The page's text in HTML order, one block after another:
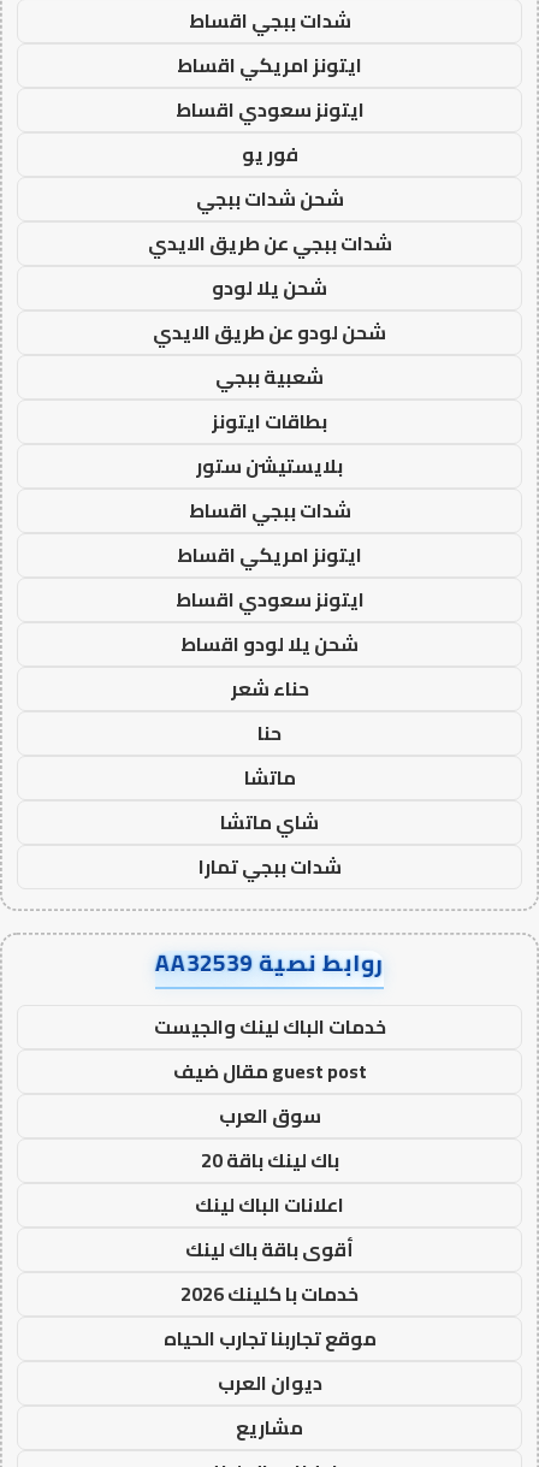
شدات ببجي اقساط
ايتونز امريكي اقساط
ايتونز سعودي اقساط
فور يو
شحن شدات ببجي
شدات ببجي عن طريق الايدي
شحن يلا لودو
شحن لودو عن طريق الايدي
شعبية ببجي
بطاقات ايتونز
بلايستيشن ستور
شدات ببجي اقساط
ايتونز امريكي اقساط
ايتونز سعودي اقساط
شحن يلا لودو اقساط
حناء شعر
حنا
ماتشا
شاي ماتشا
شدات ببجي تمارا
روابط نصية AA32539
خدمات الباك لينك والجيست
guest post مقال ضيف
سوق العرب
باك لينك باقة 20
اعلانات الباك لينك
أقوى باقة باك لينك
خدمات با كلينك 2026
موقع تجاربنا تجارب الحياه
ديوان العرب
مشاريع